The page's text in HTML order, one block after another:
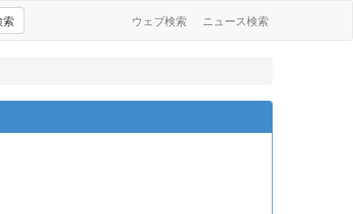
索 ウェブ検索 ニュース検索